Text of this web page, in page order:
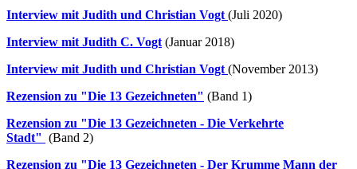
Interview mit Judith und Christian Vogt (Juli 2020)
Interview mit Judith C. Vogt (Januar 2018)
Interview mit Judith und Christian Vogt (November 2013)
Rezension zu "Die 13 Gezeichneten" (Band 1)
Rezension zu "Die 13 Gezeichneten - Die Verkehrte
Stadt" (Band 2)
Rezension zu "Die 13 Gezeichneten - Der Krumme Mann der